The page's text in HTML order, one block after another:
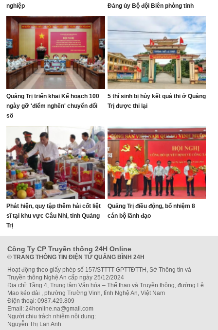
nghiệp
Đảng ủy Bộ đội Biên phòng tỉnh
Quảng Trị triển khai Kế hoạch 100
ngày gỡ 'điểm nghẽn' chuyển đổi
số
5 thí sinh bị hủy kết quả thi ở Quảng
Trị được thi lại
Phát hiện, quy tập thêm hài cốt liệt
sĩ tại khu vực Câu Nhi, tỉnh Quảng
Trị
Quảng Trị điều động, bổ nhiệm 8
cán bộ lãnh đạo
Công Ty CP Truyền thông 24H Online
® TRANG THÔNG TIN ĐIỆN TỬ QUẢNG BÌNH 24H
Hoạt động theo giấy phép số 157/STTTT-GPTTĐTTH, Sở Thông tin và
Truyền thông Nghệ An cấp ngày 25/12/2024
Địa chỉ: Tầng 4, Trung tâm Văn hóa – Thể thao và Truyền thông, đường Lê
Mao kéo dài , phường Trường Vinh, tỉnh Nghệ An, Việt Nam
Điện thoại: 0987.429.809
Email: 24honline.na@gmail.com
Người chịu trách nhiệm nội dung:
Nguyễn Thị Lan Anh